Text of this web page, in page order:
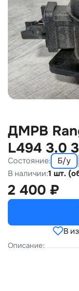
ДМРВ
L494 3.0
Состояние: Б/у
В наличии:1 шт.
2 400 ₽
В
Описание: